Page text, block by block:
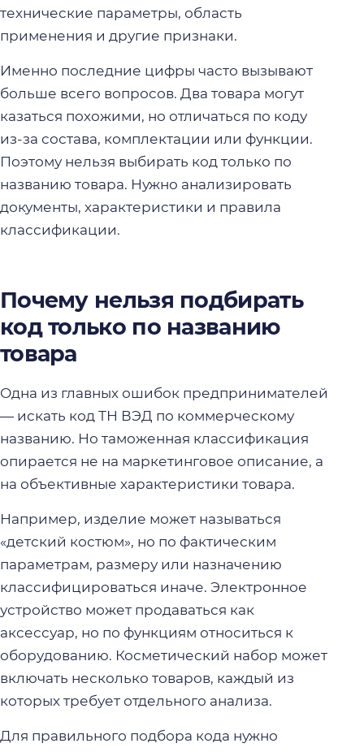
технические параметры, область
применения и другие признаки.
Именно последние цифры часто вызывают
больше всего вопросов. Два товара могут
казаться похожими, но отличаться по коду
из-за состава, комплектации или функции.
Поэтому нельзя выбирать код только по
названию товара. Нужно анализировать
документы, характеристики и правила
классификации.
Почему нельзя подбирать
код только по названию
товара
Одна из главных ошибок предпринимателей
— искать код ТН ВЭД по коммерческому
названию. Но таможенная классификация
опирается не на маркетинговое описание, а
на объективные характеристики товара.
Например, изделие может называться
«детский костюм», но по фактическим
параметрам, размеру или назначению
классифицироваться иначе. Электронное
устройство может продаваться как
аксессуар, но по функциям относиться к
оборудованию. Косметический набор может
включать несколько товаров, каждый из
которых требует отдельного анализа.
Для правильного подбора кода нужно